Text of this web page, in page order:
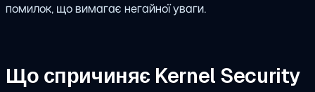
помилок, що вимагає негайної уваги.
Що спричиняє Kernel Security